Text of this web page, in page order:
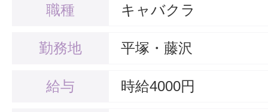
職種 キャバクラ
勤務地 平塚・藤沢
給与 時給4000円